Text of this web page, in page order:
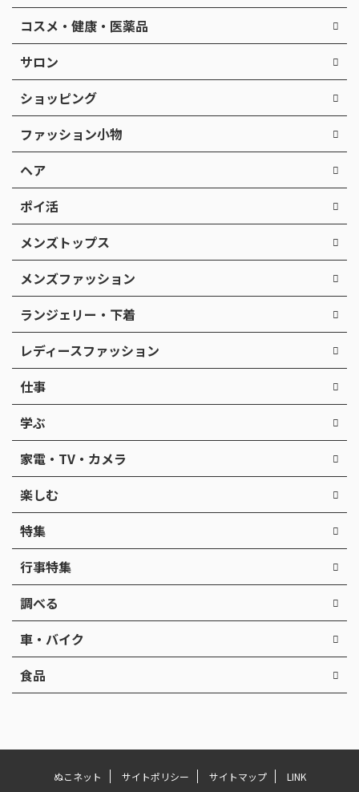
コスメ・健康・医薬品
サロン
ショッピング
ファッション小物
ヘア
ポイ活
メンズトップス
メンズファッション
ランジェリー・下着
レディースファッション
仕事
学ぶ
家電・TV・カメラ
楽しむ
特集
行事特集
調べる
車・バイク
食品
ぬこネット サイトポリシー サイトマップ LINK